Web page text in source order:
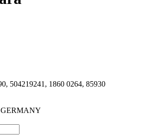
504219241, 1860 0264, 85930